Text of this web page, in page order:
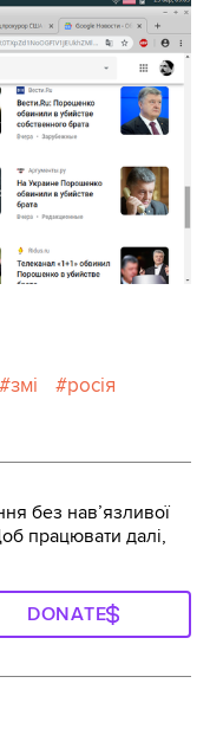
змі росія
без навʼязливої
працювати далі,
DONATE